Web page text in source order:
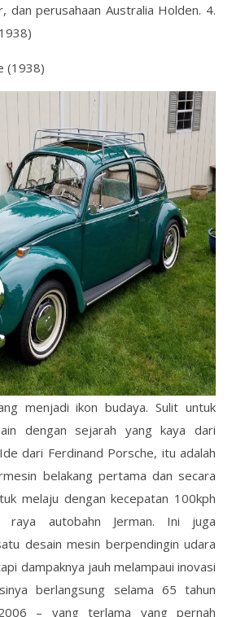
dan perusahaan Australia Holden. 4.
(1938)
menjadi ikon budaya. Sulit untuk
dengan sejarah yang kaya dari
dari Ferdinand Porsche, itu adalah
belakang pertama dan secara
melaju dengan kecepatan 100kph
raya autobahn Jerman. Ini juga
desain mesin berpendingin udara
dampaknya jauh melampaui inovasi
berlangsung selama 65 tahun
– yang terlama yang pernah